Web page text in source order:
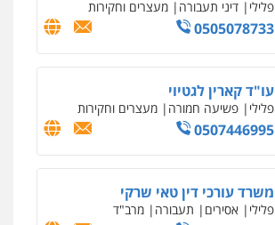
וחקירות
0542255161
גל דהן – משרד עורך דין פלילי
פלילי פשיעה חמורה סמים מעצרים
וחקירות
0544723840
עו"ד ראוף נג'אר
פלילי עורכי דין לענייני אסירים מעצרים
סמים רכוש